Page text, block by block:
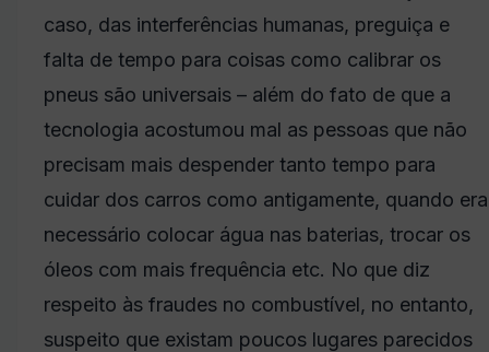
caso, das interferências humanas, preguiça e
falta de tempo para coisas como calibrar os
pneus são universais – além do fato de que a
tecnologia acostumou mal as pessoas que não
precisam mais despender tanto tempo para
cuidar dos carros como antigamente, quando era
necessário colocar água nas baterias, trocar os
óleos com mais frequência etc. No que diz
respeito às fraudes no combustível, no entanto,
suspeito que existam poucos lugares parecidos